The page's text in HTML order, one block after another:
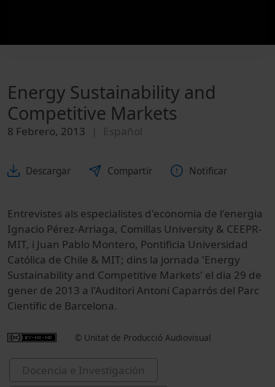
Energy Sustainability and
Competitive Markets
8 Febrero, 2013 Español
Descargar Compartir Notificar
Entrevistes als especialistes d'economia de l'energia
Ignacio Pérez-Arriaga, Comillas University & CEEPR-
MIT, i Juan Pablo Montero, Pontificia Universidad
Católica de Chile & MIT; dins la jornada 'Energy
Sustainability and Competitive Markets' el dia 29 de
gener de 2013 a l'Auditori Antoni Caparrós del Parc
Científic de Barcelona.
© Unitat de Producció Audiovisual
Docencia e Investigación